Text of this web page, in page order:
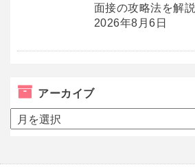
面接の攻略法を解説
2026年8月6日
アーカイブ
ア
ー